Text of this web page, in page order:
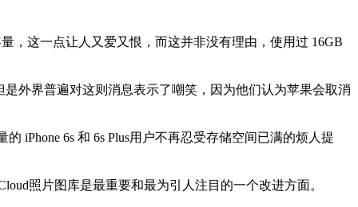
，这一点让人又爱又恨，而这并非没有理由，使用过 16GB
外界普遍对这则消息表示了嘲笑，因为他们认为苹果会取消
iPhone 6s 和 6s Plus用户不再忍受存储空间已满的烦人提
照片图库是最重要和最为引人注目的一个改进方面。